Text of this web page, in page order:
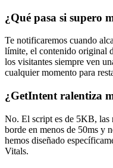
¿Qué pasa si supero
Te notificaremos cuando
límite, el contenido original
los visitantes siempre ven
cualquier momento para
¿GetIntent ralentiza
No. El script es de 5KB, las
borde en menos de 50ms y
hemos diseñado
Vitals.